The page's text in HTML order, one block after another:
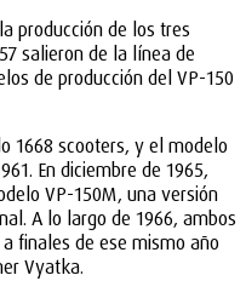
producción de los tres
salieron de la línea de
de producción del VP-150
1668 scooters, y el modelo
En diciembre de 1965,
VP-150M, una versión
A lo largo de 1966, ambos
finales de ese mismo año
Vyatka.